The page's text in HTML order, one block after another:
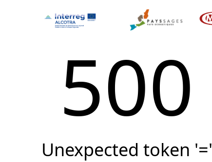
500
Unexpected token '='